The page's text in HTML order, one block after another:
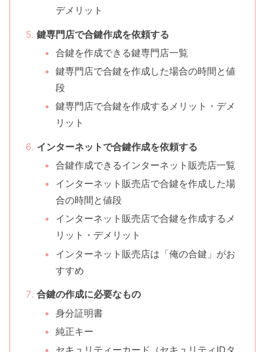
デメリット
鍵専門店で合鍵作成を依頼する
合鍵を作成できる鍵専門店一覧
鍵専門店で合鍵を作成した場合の時間と値
段
鍵専門店で合鍵を作成するメリット・デメ
リット
インターネットで合鍵作成を依頼する
合鍵作成できるインターネット販売店一覧
インターネット販売店で合鍵を作成した場
合の時間と値段
インターネット販売店で合鍵を作成するメ
リット・デメリット
インターネット販売店は「俺の合鍵」がお
すすめ
合鍵の作成に必要なもの
身分証明書
純正キー
セキュリティーカード（セキュリティIDタ